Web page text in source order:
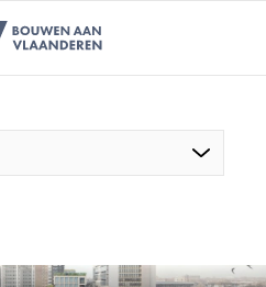
| Platform voor de bouw